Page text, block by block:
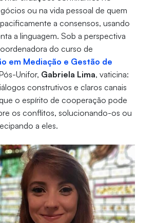
ou na vida pessoal de quem
a consensos, usando
a linguagem. Sob a perspectiva
do curso de
em Mediação e Gestão de
Unifor, Gabriela Lima, vaticina:
construtivos e claros canais
o espírito de cooperação pode
os conflitos, solucionando-os ou
a eles.